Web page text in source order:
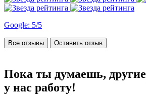
Google: 5/5
Все отзывы Оставить отзыв
Пока ты думаешь, другие
у нас работу!